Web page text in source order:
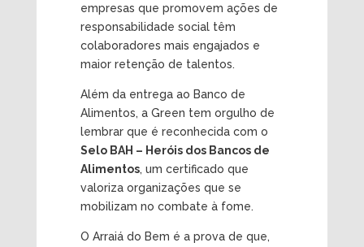
empresas que promovem ações de
responsabilidade social têm
colaboradores mais engajados e
maior retenção de talentos.
Além da entrega ao Banco de
Alimentos, a Green tem orgulho de
lembrar que é reconhecida com o
Selo BAH – Heróis dos Bancos de
Alimentos, um certificado que
valoriza organizações que se
mobilizam no combate à fome.
O Arraiá do Bem é a prova de que,